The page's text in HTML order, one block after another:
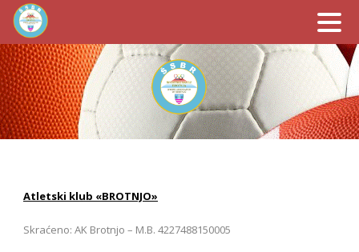
Atletski klub «BROTNJO»
Skraćeno: AK Brotnjo – M.B. 4227488150005